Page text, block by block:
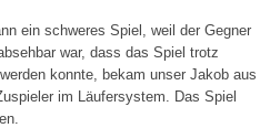
Volley Vikings“) »
ein schweres Spiel, weil der Gegner
war, dass das Spiel trotz
konnte, bekam unser Jakob aus
im Läufersystem. Das Spiel